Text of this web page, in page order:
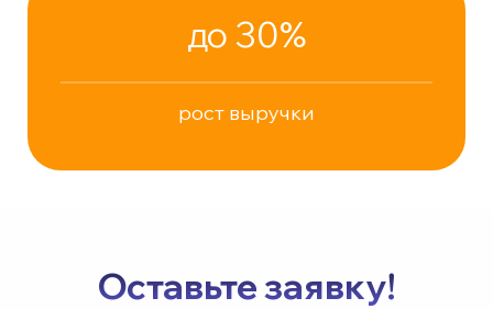
до 30%
рост выручки
Оставьте заявку!